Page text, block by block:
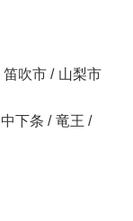
笛吹市 / 山梨市
中下条 / 竜王 /